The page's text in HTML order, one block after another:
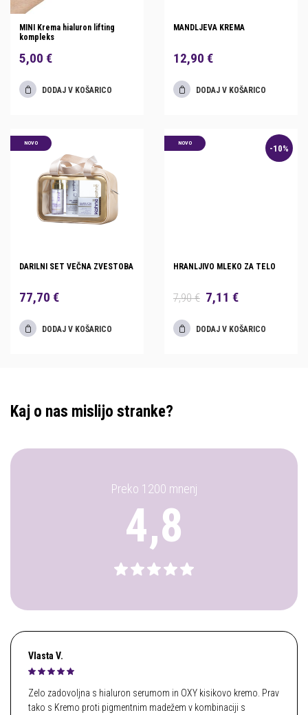
MINI Krema hialuron lifting
kompleks
5,00 €
DODAJ V KOŠARICO
MANDLJEVA KREMA
12,90 €
DODAJ V KOŠARICO
NOVO
DARILNI SET VEČNA ZVESTOBA
77,70 €
DODAJ V KOŠARICO
-10%
NOVO
HRANLJIVO MLEKO ZA TELO
7,90 € 7,11 €
DODAJ V KOŠARICO
Kaj o nas mislijo stranke?
Preko 1200 mnenj
4,8
Vlasta V.
Zelo zadovoljna s hialuron serumom in OXY kisikovo kremo. Prav
tako s Kremo proti pigmentnim madežem v kombinaciji s